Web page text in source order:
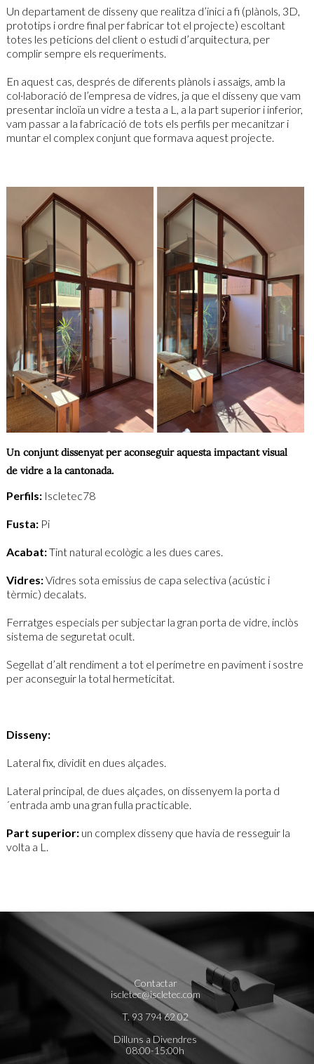
Un departament de disseny que realitza d’inici a fi (plànols, 3D,
prototips i ordre final per fabricar tot el projecte) escoltant
totes les peticions del client o estudi d’arquitectura, per
complir sempre els requeriments.
En aquest cas, després de diferents plànols i assaigs, amb la
col·laboració de l’empresa de vidres, ja que el disseny que vam
presentar incloïa un vidre a testa a L, a la part superior i inferior,
vam passar a la fabricació de tots els perfils per mecanitzar i
muntar el complex conjunt que formava aquest projecte.
Un conjunt dissenyat per aconseguir aquesta impactant visual
de vidre a la cantonada.
Perfils:Iscletec78
Fusta:Pi
Acabat:Tint natural ecològic a les dues cares.
Vidres:Vidres sota emissius de capa selectiva (acústic i
tèrmic) decalats.
Ferratges especials per subjectar la gran porta de vidre, inclòs
sistema de seguretat ocult.
Segellat d’alt rendiment a tot el perímetre en paviment i sostre
per aconseguir la total hermeticitat.
Disseny:
Lateral fix, dividit en dues alçades.
Lateral principal, de dues alçades, on dissenyem la porta d
´entrada amb una gran fulla practicable.
Part superior:un complex disseny que havia de resseguir la
volta a L.
Contactar
iscletec@iscletec.com
T. 93 794 62 02
Dilluns a Divendres
08:00-15:00h